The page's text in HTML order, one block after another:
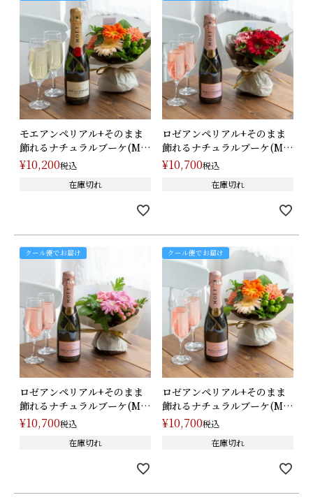
モエアンペリアル+そのまま
飾れるナチュラルブーケ(M)/
オレ･･･
¥10,200税込
在庫切れ
ロゼアンペリアル+そのまま
飾れるナチュラルブーケ(M)/
レッ･･･
¥10,700税込
在庫切れ
ロゼアンペリアル+そのまま
飾れるナチュラルブーケ(M)/
ピン･･･
クール便でお届け
¥10,700税込
在庫切れ
ロゼアンペリアル+そのまま
飾れるナチュラルブーケ(M)/
オレ･･･
クール便でお届け
¥10,700税込
在庫切れ